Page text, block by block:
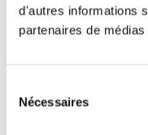
d'autres informations
partenaires de
Nécessaires